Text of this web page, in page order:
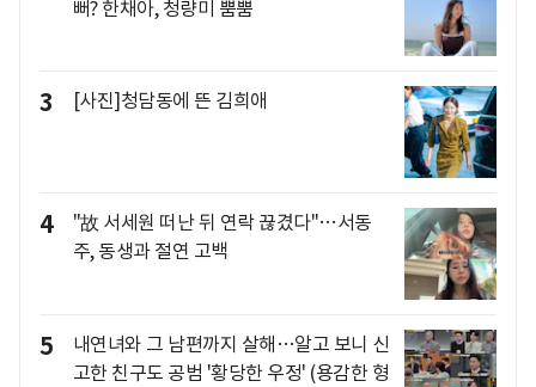
뻐? 한채아, 청량미 뿜뿜
3 [사진]청담동에 뜬 김희애
4
"故 서세원 떠난 뒤 연락 끊겼다"…서동
주, 동생과 절연 고백
5
내연녀와 그 남편까지 살해…알고 보니 신
고한 친구도 공범 '황당한 우정' (용감한 형